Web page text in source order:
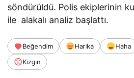
söndürüldü. Polis ekiplerinin
ile alakalı analiz başlattı.
Beğendim Harika Haha
Kızgın